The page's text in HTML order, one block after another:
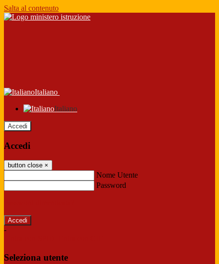
Salta al contenuto
Italiano
Italiano
Accedi
Accedi
button close ×
Nome Utente
Password
-
Seleziona utente